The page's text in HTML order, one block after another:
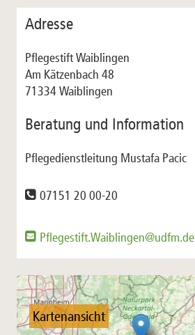
Adresse
Pflegestift Waiblingen
Am Kätzenbach 48
71334 Waiblingen
Beratung und Information
Pflegedienstleitung Mustafa Pacic
07151 20 00-20
Pflegestift.Waiblingen@udfm.de
Kartenansicht